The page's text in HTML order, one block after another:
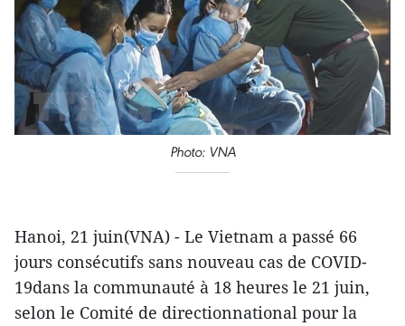
Photo: VNA
Hanoi, 21 juin(VNA) - Le Vietnam a passé 66
jours consécutifs sans nouveau cas de COVID-
19dans la communauté à 18 heures le 21 juin,
selon le Comité de directionnational pour la